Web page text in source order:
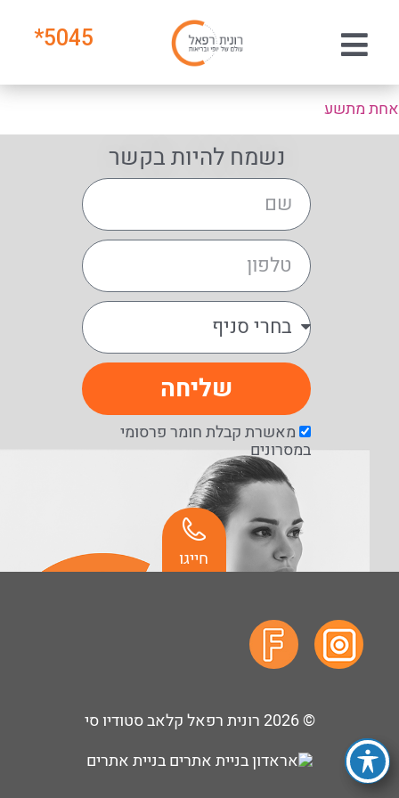
5045
*
אחת מתשע
נשמח להיות בקשר
מאשרת קבלת חומר פרסומי
במסרונים
שליחה
חייגו
© 2026
רונית רפאל קלאב סטודיו סי
בניית אתרים